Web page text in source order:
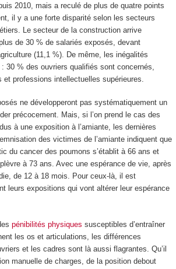
2010, mais a reculé de plus de quatre points
il y a une forte disparité selon les secteurs
Le secteur de la construction arrive
de 30 % de salariés exposés, devant
(11,1 %). De même, les inégalités
30 % des ouvriers qualifiés sont concernés,
professions intellectuelles supérieures.
ne développeront pas systématiquement un
précocement. Mais, si l’on prend le cas des
à une exposition à l’amiante, les dernières
des victimes de l’amiante indiquent que
du cancer des poumons s’établit à 66 ans et
à 73 ans. Avec une espérance de vie, après
de 12 à 18 mois. Pour ceux-là, il est
leurs expositions qui vont altérer leur espérance
pénibilités physiques susceptibles d’entraîner
les os et articulations, les différences
et les cadres sont là aussi flagrantes. Qu’il
manuelle de charges, de la position debout